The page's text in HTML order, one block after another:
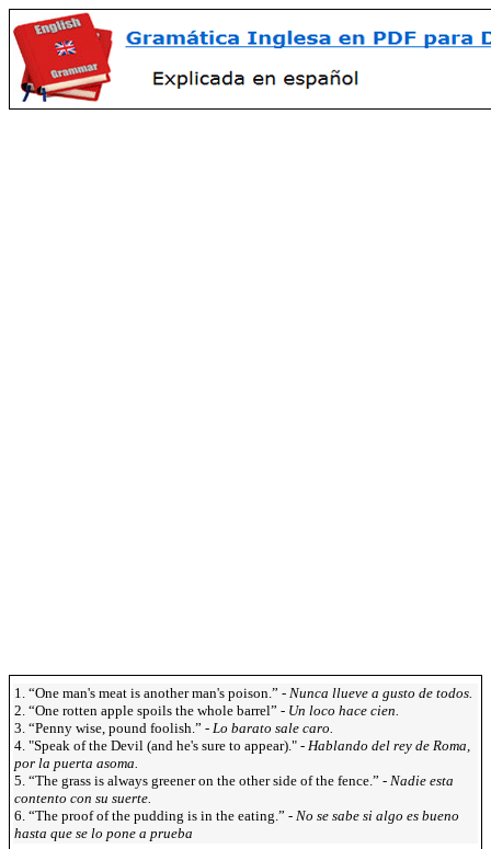
1. “One man's meat is another man's poison.” - Nunca llueve a gusto de todos.
2. “One rotten apple spoils the whole barrel” - Un loco hace cien.
3. “Penny wise, pound foolish.” - Lo barato sale caro.
4. "Speak of the Devil (and he's sure to appear)." - Hablando del rey de Roma,
por la puerta asoma.
5. “The grass is always greener on the other side of the fence.” - Nadie esta
contento con su suerte.
6. “The proof of the pudding is in the eating.” - No se sabe si algo es bueno
hasta que se lo pone a prueba